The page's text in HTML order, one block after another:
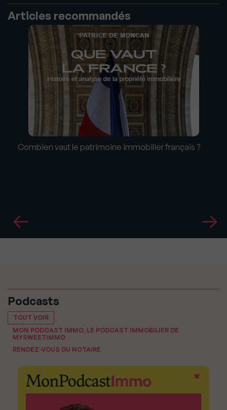
Articles recommandés
Combien vaut le patrimoine immobilier français ?
Podcasts
TOUT VOIR
MON PODCAST IMMO, LE PODCAST IMMOBILIER DE
MYSWEETIMMO
RENDEZ-VOUS DU NOTAIRE